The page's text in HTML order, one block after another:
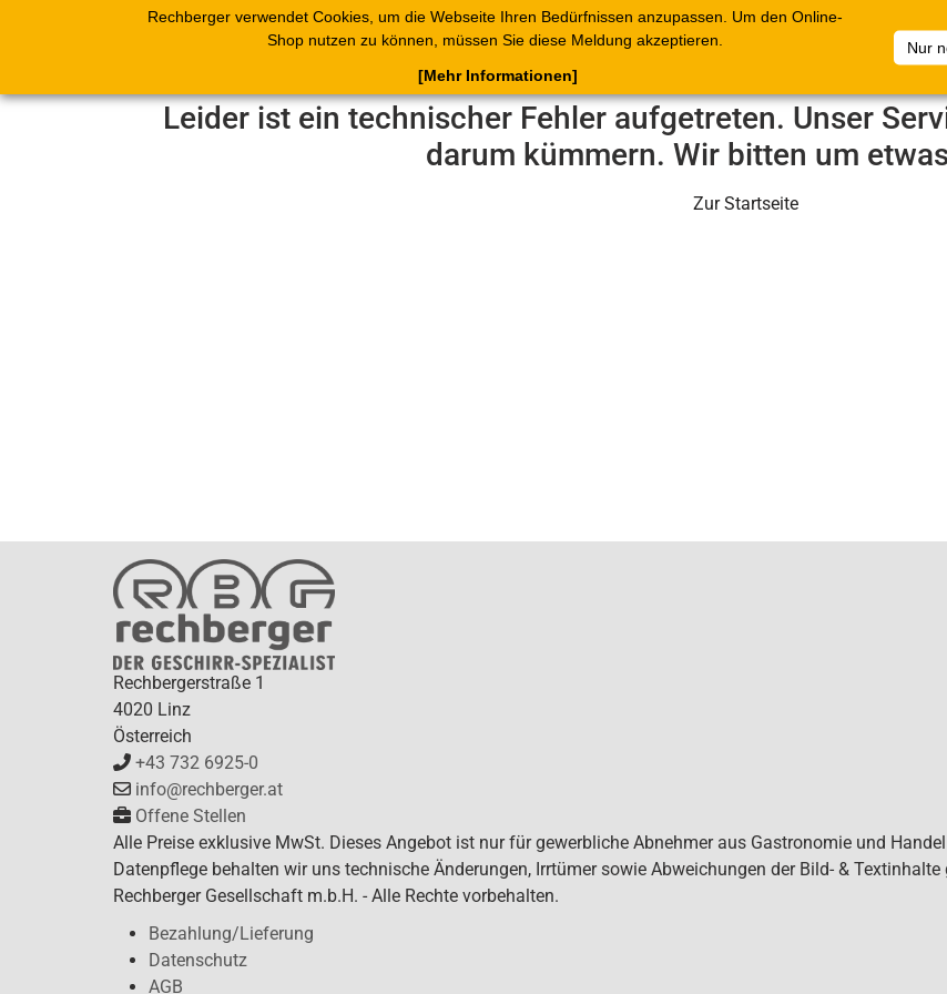
Rechberger verwendet Cookies, um die Webseite Ihren Bedürfnissen anzupassen. Um den Online-
Shop nutzen zu können, müssen Sie diese Meldung akzeptieren.
Nur
[Mehr Informationen]
Shop Blätterkataloge Warenkorb Belege Artikelsammlungen
Leider ist ein technischer Fehler aufgetreten. Unser
darum kümmern. Wir bitten um
Zur Startseite
Rechbergerstraße 1
4020 Linz
Österreich
+43 732 6925-0
info@rechberger.at
Offene Stellen
Alle Preise exklusive MwSt. Dieses Angebot ist nur für gewerbliche Abnehmer aus Gastronomie und
Datenpflege behalten wir uns technische Änderungen, Irrtümer sowie Abweichungen der Bild- &
Rechberger Gesellschaft m.b.H. - Alle Rechte vorbehalten.
Bezahlung/Lieferung
Datenschutz
AGB